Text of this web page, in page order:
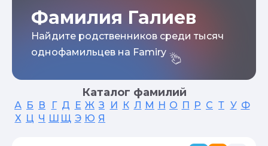
Фамилия Галиев
Найдите родственников среди тысяч
однофамильцев на Famiry
Каталог фамилий
А Б В Г Д Е Ж З И К Л М Н О П Р С Т У Ф
Х Ц Ч Ш Щ Э Ю Я